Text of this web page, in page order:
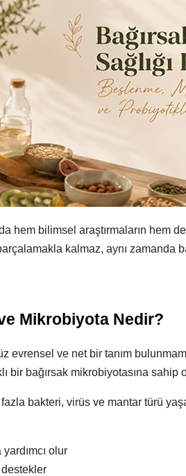
hem bilimsel araştırmaların hem
kalmaz, aynı zamanda
ve Mikrobiyota Nedir?
evrensel ve net bir tanım
bir bağırsak mikrobiyotasına sahip
fazla bakteri, virüs ve mantar türü
olur